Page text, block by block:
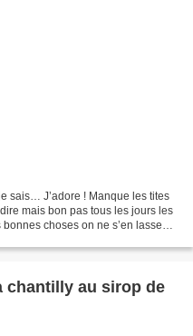
sais… J’adore ! Manque les tites
mais bon pas tous les jours les
choses on ne s’en lasse
chantilly au sirop de